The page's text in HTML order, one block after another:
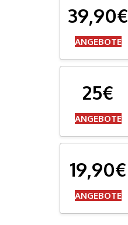
39,90€
ANGEBOTE
25€
ANGEBOTE
19,90€
ANGEBOTE